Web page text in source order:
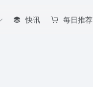
快讯 每日推荐